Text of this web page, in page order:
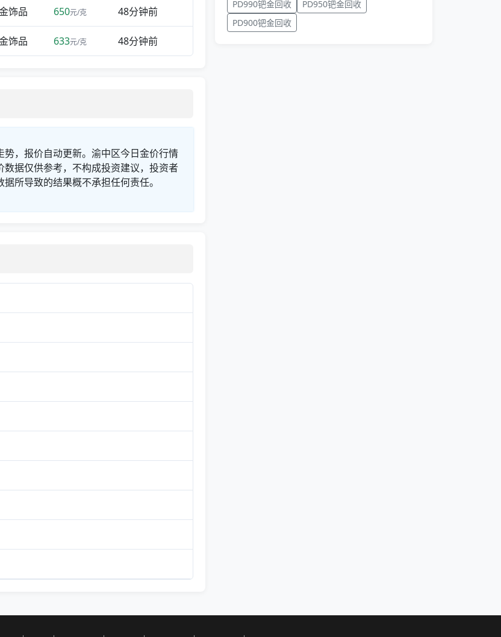
饰品 650元/克 48分钟前
饰品 633元/克 48分钟前
，报价自动更新。渝中区今日金价行情
据仅供参考，不构成投资建议，投资者
所导致的结果概不承担任何责任。
PD990钯金回收
PD950钯金回收
PD900钯金回收